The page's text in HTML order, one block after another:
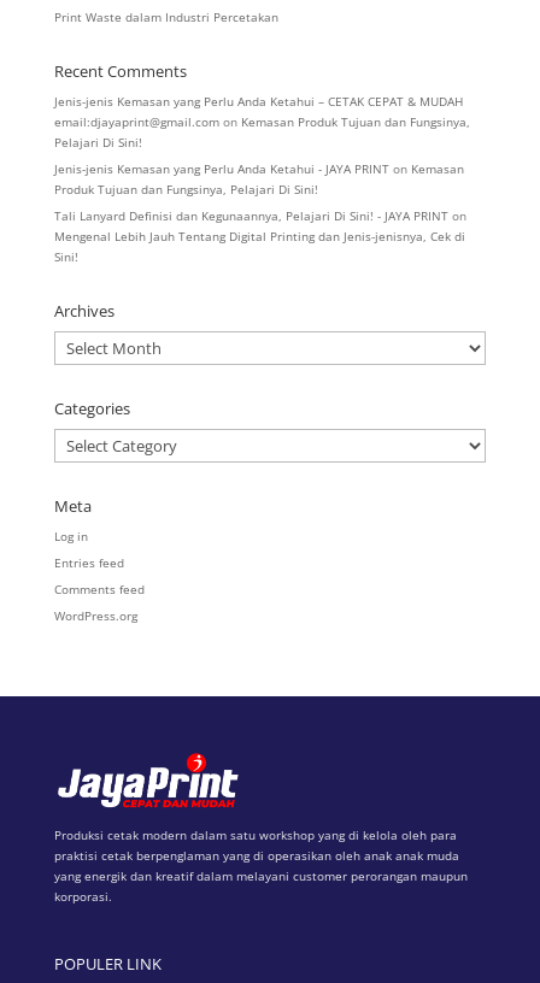
Print Waste dalam Industri Percetakan
Recent Comments
Jenis-jenis Kemasan yang Perlu Anda Ketahui – CETAK CEPAT & MUDAH
email:djayaprint@gmail.comon Kemasan Produk Tujuan dan Fungsinya,
Pelajari Di Sini!
Jenis-jenis Kemasan yang Perlu Anda Ketahui - JAYA PRINTon Kemasan
Produk Tujuan dan Fungsinya, Pelajari Di Sini!
Tali Lanyard Definisi dan Kegunaannya, Pelajari Di Sini! - JAYA PRINTon
Mengenal Lebih Jauh Tentang Digital Printing dan Jenis-jenisnya, Cek di
Sini!
Archives
Archives
Categories
Categories
Meta
Log in
Entries feed
Comments feed
WordPress.org
Produksi cetak modern dalam satu workshop yang di kelola oleh para
praktisi cetak berpenglaman yang di operasikan oleh anak anak muda
yang energik dan kreatif dalam melayani customer perorangan maupun
korporasi.
POPULER LINK